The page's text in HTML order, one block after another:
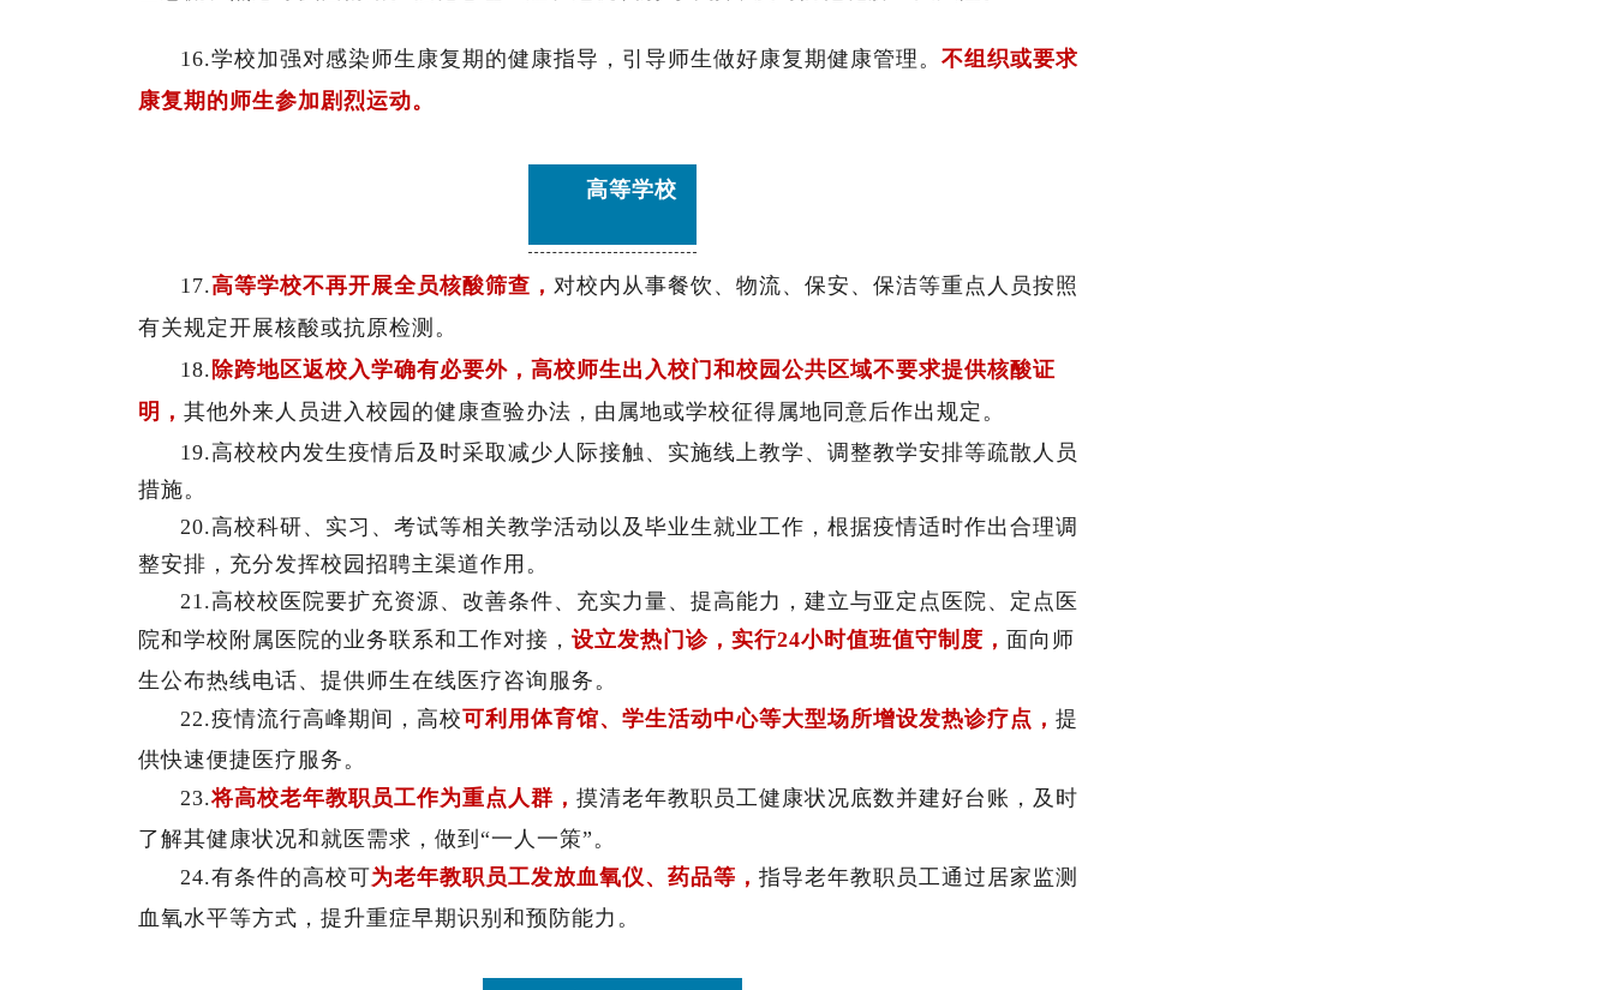
16.学校加强对感染师生康复期的健康指导，引导师生做好康复期健康管理。 不组织或要求
康复期的师生参加剧烈运动。
高等学校
17.高等学校不再开展全员核酸筛查， 对校内从事餐饮、物流、保安、保洁等重点人员按照
有关规定开展核酸或抗原检测。
18. 除跨地区返校入学确有必要外，高校师生出入校门和校园公共区域不要求提供核酸证
明， 其他外来人员进入校园的健康查验办法，由属地或学校征得属地同意后作出规定。
19.高校校内发生疫情后及时采取减少人际接触、实施线上教学、调整教学安排等疏散人员
措施。
20.高校科研、实习、考试等相关教学活动以及毕业生就业工作，根据疫情适时作出合理调
整安排，充分发挥校园招聘主渠道作用。
21.高校校医院要扩充资源、改善条件、充实力量、提高能力，建立与亚定点医院、定点医
院和学校附属医院的业务联系和工作对接， 设立发热门诊，实行24小时值班值守制度， 面向师
生公布热线电话、提供师生在线医疗咨询服务。
22.疫情流行高峰期间，高校可利用体育馆、学生活动中心等大型场所增设发热诊疗点， 提
供快速便捷医疗服务。
23.将高校老年教职员工作为重点人群， 摸清老年教职员工健康状况底数并建好台账，及时
了解其健康状况和就医需求，做到“一人一策”。
24.有条件的高校可为老年教职员工发放血氧仪、药品等， 指导老年教职员工通过居家监测
血氧水平等方式，提升重症早期识别和预防能力。